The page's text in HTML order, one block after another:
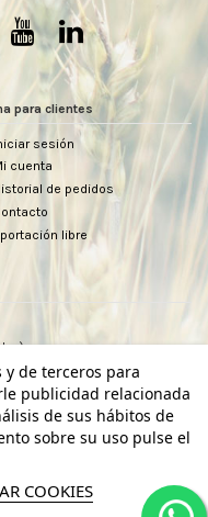
para clientes
sesión
cuenta
de pedidos
libre
y de terceros para
publicidad relacionada
de sus hábitos de
sobre su uso pulse el
COOKIES